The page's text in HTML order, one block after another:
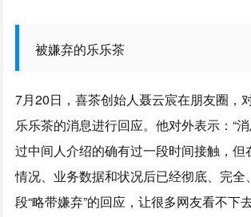
被嫌弃的乐乐茶
7月20日，喜茶创始人聂云宸在朋友圈，
乐乐茶的消息进行回应。他对外表示：“
过中间人介绍的确有过一段时间接触，但
情况、业务数据和状况后已经彻底、完全
段“略带嫌弃”的回应，让很多网友看不下